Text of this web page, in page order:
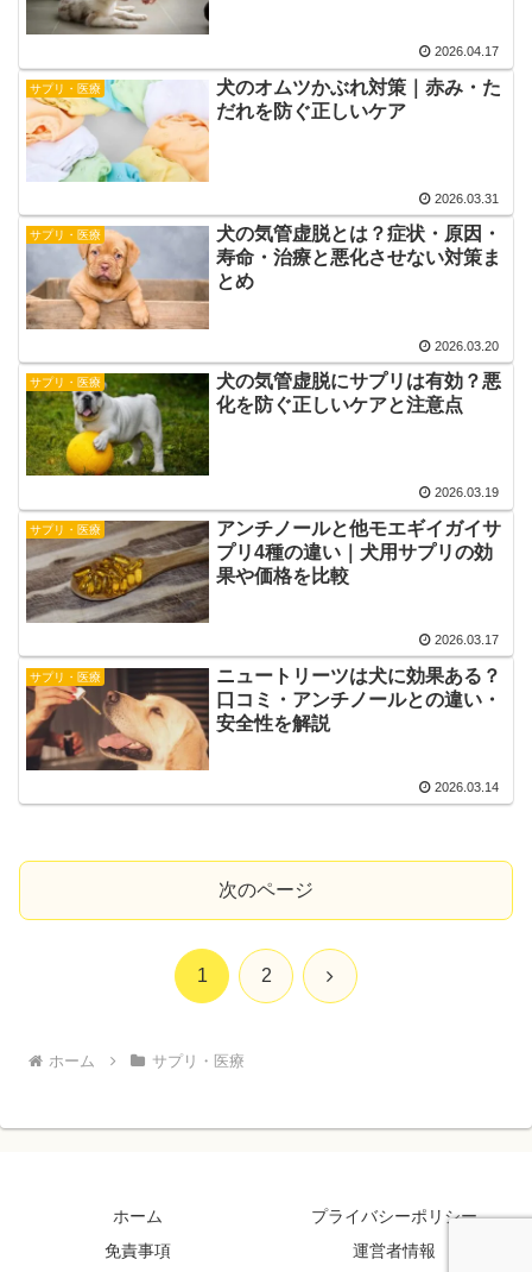
2026.04.17
サプリ・医療
犬のオムツかぶれ対策｜赤み・た
だれを防ぐ正しいケア
2026.03.31
サプリ・医療
犬の気管虚脱とは？症状・原因・
寿命・治療と悪化させない対策ま
とめ
2026.03.20
サプリ・医療
犬の気管虚脱にサプリは有効？悪
化を防ぐ正しいケアと注意点
2026.03.19
サプリ・医療
アンチノールと他モエギイガイサ
プリ4種の違い｜犬用サプリの効
果や価格を比較
2026.03.17
サプリ・医療
ニュートリーツは犬に効果ある？
口コミ・アンチノールとの違い・
安全性を解説
2026.03.14
次のページ
1 2 次
ホーム サプリ・医療
ホーム
プライバシーポリシー
免責事項
運営者情報